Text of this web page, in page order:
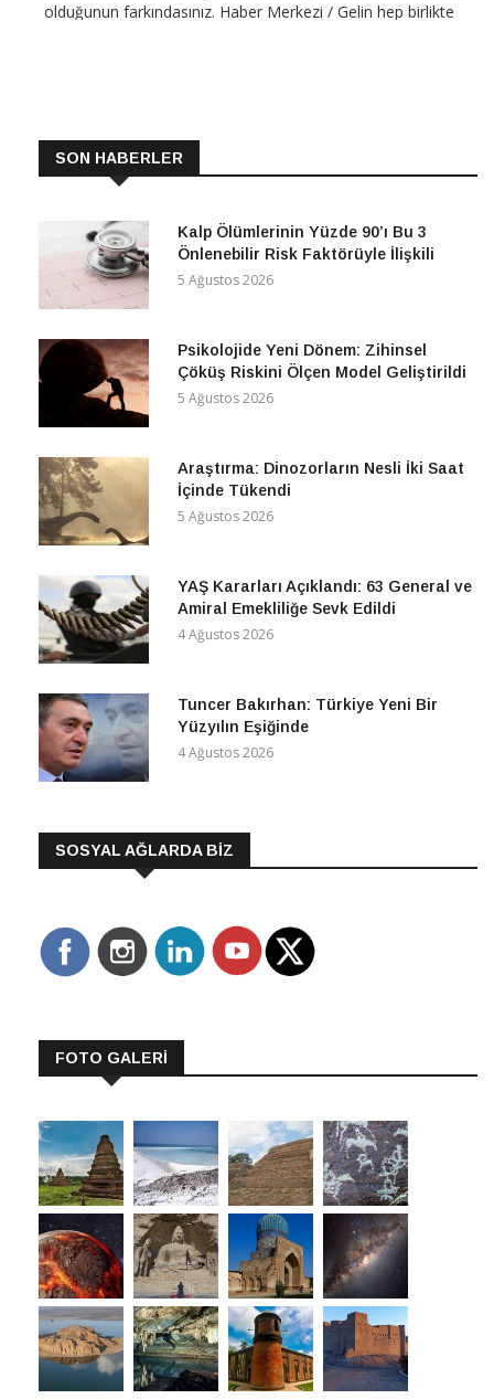
olduğunun farkındasınız. Haber Merkezi / Gelin hep birlikte
SON HABERLER
Kalp Ölümlerinin Yüzde 90’ı Bu 3
Önlenebilir Risk Faktörüyle İlişkili
5 Ağustos 2026
Psikolojide Yeni Dönem: Zihinsel
Çöküş Riskini Ölçen Model Geliştirildi
5 Ağustos 2026
Araştırma: Dinozorların Nesli İki Saat
İçinde Tükendi
5 Ağustos 2026
YAŞ Kararları Açıklandı: 63 General ve
Amiral Emekliliğe Sevk Edildi
4 Ağustos 2026
Tuncer Bakırhan: Türkiye Yeni Bir
Yüzyılın Eşiğinde
4 Ağustos 2026
SOSYAL AĞLARDA BİZ
FOTO GALERİ